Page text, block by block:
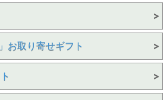
お取り寄せギフト